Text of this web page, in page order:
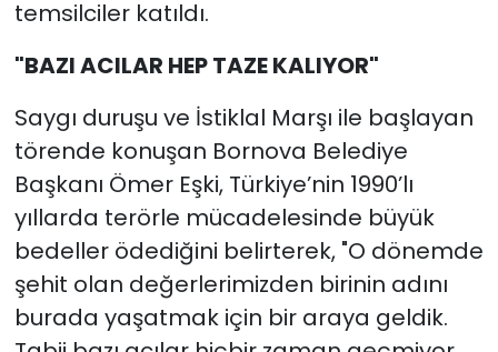
temsilciler katıldı.
"BAZI ACILAR HEP TAZE KALIYOR"
Saygı duruşu ve İstiklal Marşı ile başlayan
törende konuşan Bornova Belediye
Başkanı Ömer Eşki, Türkiye’nin 1990’lı
yıllarda terörle mücadelesinde büyük
bedeller ödediğini belirterek, "O dönemde
şehit olan değerlerimizden birinin adını
burada yaşatmak için bir araya geldik.